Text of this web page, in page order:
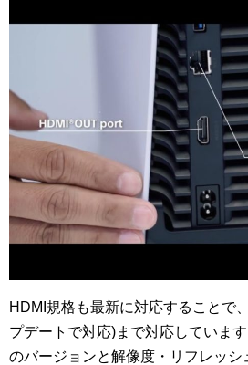
HDMI規格も最新に対応することで
プデートで対応)まで対応していま
のバージョンと解像度・リフレッ